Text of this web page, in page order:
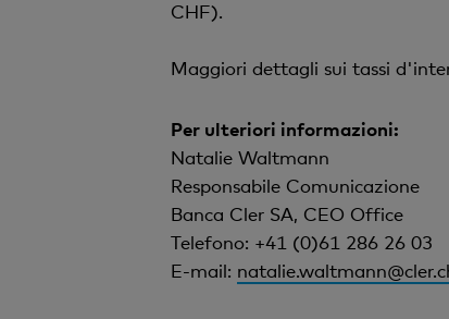
CHF).
Maggiori dettagli sui tassi
Per ulteriori informazioni:
Natalie Waltmann
Responsabile Comunicazione
Banca Cler SA, CEO Office
Telefono: +41 (0)61 286 26 03
E-mail: